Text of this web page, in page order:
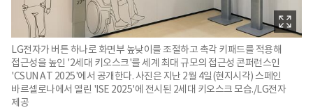
LG전자가 버튼 하나로 화면부 높낮이를 조절하고 촉각 키패드를 적용해
접근성을 높인 '2세대 키오스크'를 세계 최대 규모의 접근성 콘퍼런스인
'CSUN AT 2025'에서 공개한다. 사진은 지난 2월 4일(현지시각) 스페인
바르셀로나에서 열린 'ISE 2025'에 전시된 2세대 키오스크 모습./LG전자
제공